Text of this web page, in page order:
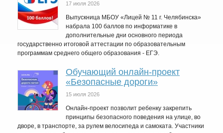
17 июля 2026
Выпускница МБОУ «Лицей № 11 г. Челябинска»
набрала 100 баллов по информатике в
дополнительные дни основного периода
государственно итоговой аттестации по образовательным
программам среднего общего образования - ЕГЭ.
Обучающий онлайн-проект
«Безопасные дороги»
15 июля 2026
Онлайн-проект позволит ребенку закрепить
принципы безопасного поведения на улице, во
дворе, в транспорте, за рулем велосипеда и самоката. Участники